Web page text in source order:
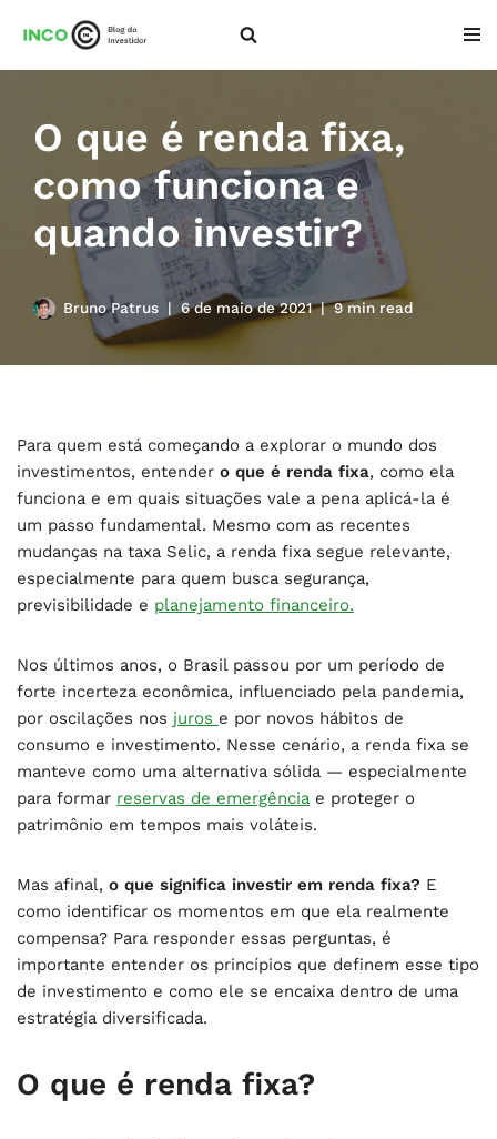
conteúdo
O que é renda fixa,
como funciona e
quando investir?
Bruno Patrus 6 de maio de 2021 9 min read
Para quem está começando a explorar o mundo dos
investimentos, entender o que é renda fixa, como ela
funciona e em quais situações vale a pena aplicá-la é
um passo fundamental. Mesmo com as recentes
mudanças na taxa Selic, a renda fixa segue relevante,
especialmente para quem busca segurança,
previsibilidade e planejamento financeiro.
Nos últimos anos, o Brasil passou por um período de
forte incerteza econômica, influenciado pela pandemia,
por oscilações nos juros e por novos hábitos de
consumo e investimento. Nesse cenário, a renda fixa se
manteve como uma alternativa sólida — especialmente
para formar reservas de emergência e proteger o
patrimônio em tempos mais voláteis.
Mas afinal, o que significa investir em renda fixa? E
como identificar os momentos em que ela realmente
compensa? Para responder essas perguntas, é
importante entender os princípios que definem esse tipo
de investimento e como ele se encaixa dentro de uma
estratégia diversificada.
O que é renda fixa?